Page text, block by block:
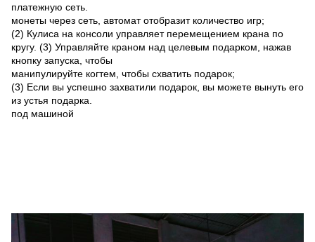
платежную сеть.
монеты через сеть, автомат отобразит количество игр;
(2) Кулиса на консоли управляет перемещением крана по
кругу. (3) Управляйте краном над целевым подарком, нажав
кнопку запуска, чтобы
манипулируйте когтем, чтобы схватить подарок;
(3) Если вы успешно захватили подарок, вы можете вынуть его
из устья подарка.
под машиной